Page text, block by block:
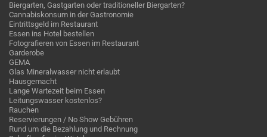
Biergarten, Gastgarten oder traditioneller Biergarten?
Cannabiskonsum in der Gastronomie
Eintrittsgeld im Restaurant
Essen ins Hotel bestellen
Fotografieren von Essen im Restaurant
Garderobe
GEMA
Glas Mineralwasser nicht erlaubt
Hausgemacht
Lange Wartezeit beim Essen
Leitungswasser kostenlos?
Rauchen
Reservierungen / No Show Gebühren
Rund um die Bezahlung und Rechnung